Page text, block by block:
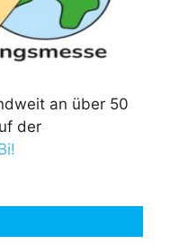
an über 50
der